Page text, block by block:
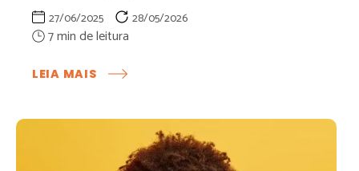
27/06/2025 28/05/2026
LEIA MAIS
ENTENDA
IMPORTÂNCIA
DIVERSIDADE